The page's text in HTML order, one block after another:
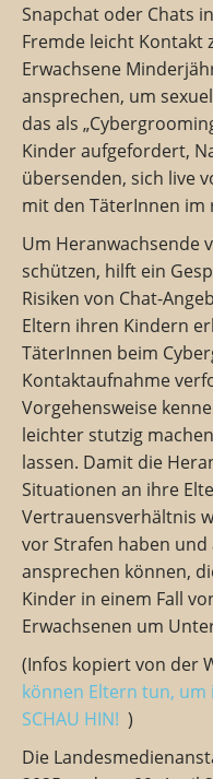
Snapchat oder Chats
Fremde leicht Kontakt
Erwachsene
ansprechen, um
das als
Kinder aufgefordert,
übersenden, sich live
mit den TäterInnen im
Um Heranwachsende
schützen, hilft ein
Risiken von Chat-
Eltern ihren Kindern
TäterInnen beim
Kontaktaufnahme
Vorgehensweise
leichter stutzig
lassen. Damit die
Situationen an ihre
Vertrauensverhältnis
vor Strafen haben
ansprechen können,
Kinder in einem Fall
Erwachsenen um
(Infos kopiert von der
können Eltern tun, um
SCHAU HIN! )
Die